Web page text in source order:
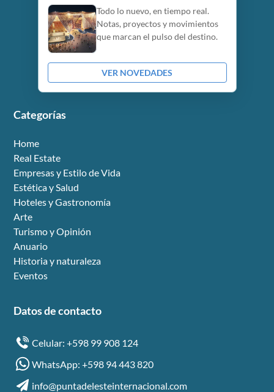
Todo lo nuevo, en tiempo real.
Notas, proyectos y movimientos
que marcan el pulso del destino.
VER NOVEDADES
Categorías
Home
Real Estate
Empresas y Estilo de Vida
Estética y Salud
Hoteles y Gastronomía
Arte
Turismo y Opinión
Anuario
Historia y naturaleza
Eventos
Datos de contacto
Celular: +598 99 908 124
WhatsApp: +598 94 443 820
info@puntadelesteinternacional.com